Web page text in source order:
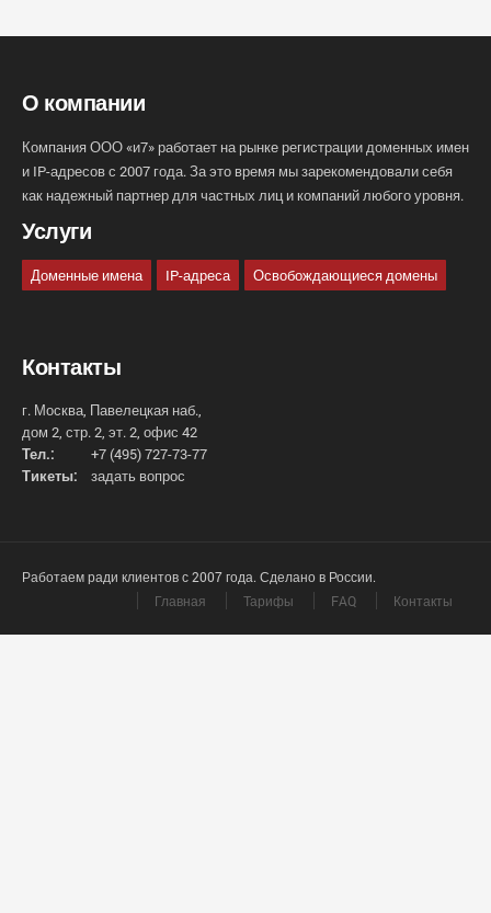
О компании
Компания ООО «и7» работает на рынке регистрации доменных имен
и IP-адресов с 2007 года. За это время мы зарекомендовали себя
как надежный партнер для частных лиц и компаний любого уровня.
Услуги
Доменные имена IP-адреса Освобождающиеся домены
Контакты
г. Москва, Павелецкая наб.,
дом 2, стр. 2, эт. 2, офис 42
Тел.:
+7 (495) 727-73-77
Тикеты:
задать вопрос
Работаем ради клиентов с 2007 года. Сделано в России.
Главная
Тарифы FAQ Контакты